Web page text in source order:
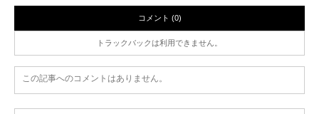
コメント (0)
トラックバックは利用できません。
この記事へのコメントはありません。